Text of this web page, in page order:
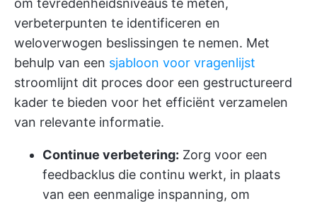
om tevredenheidsniveaus te meten,
verbeterpunten te identificeren en
weloverwogen beslissingen te nemen. Met
behulp van een sjabloon voor vragenlijst
stroomlijnt dit proces door een gestructureerd
kader te bieden voor het efficiënt verzamelen
van relevante informatie.
Continue verbetering: Zorg voor een
feedbacklus die continu werkt, in plaats
van een eenmalige inspanning, om